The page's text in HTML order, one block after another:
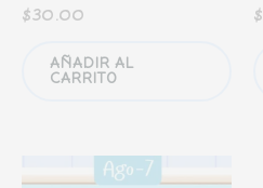
$30.00
AÑADIR AL
CARRITO
$